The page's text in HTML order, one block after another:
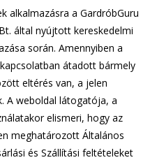
alkalmazásra a GardróbGuru
által nyújtott kereskedelmi
során. Amennyiben a
átadott bármely
eltérés van, a jelen
A weboldal látogatója, a
elismeri, hogy az
meghatározott Általános
és Szállítási feltételeket